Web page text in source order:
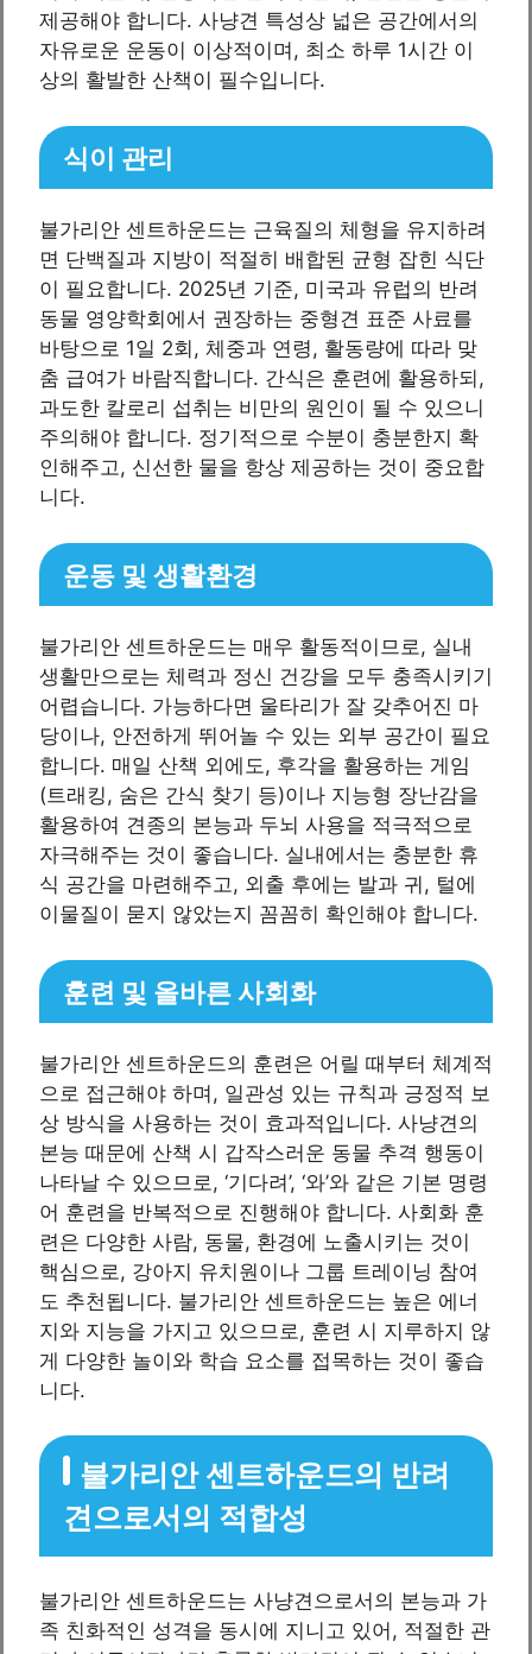
제공해야 합니다. 사냥견 특성상 넓은 공간에서의
자유로운 운동이 이상적이며, 최소 하루 1시간 이
상의 활발한 산책이 필수입니다.
식이 관리
불가리안 센트하운드는 근육질의 체형을 유지하려
면 단백질과 지방이 적절히 배합된 균형 잡힌 식단
이 필요합니다. 2025년 기준, 미국과 유럽의 반려
동물 영양학회에서 권장하는 중형견 표준 사료를
바탕으로 1일 2회, 체중과 연령, 활동량에 따라 맞
춤 급여가 바람직합니다. 간식은 훈련에 활용하되,
과도한 칼로리 섭취는 비만의 원인이 될 수 있으니
주의해야 합니다. 정기적으로 수분이 충분한지 확
인해주고, 신선한 물을 항상 제공하는 것이 중요합
니다.
운동 및 생활환경
불가리안 센트하운드는 매우 활동적이므로, 실내
생활만으로는 체력과 정신 건강을 모두 충족시키기
어렵습니다. 가능하다면 울타리가 잘 갖추어진 마
당이나, 안전하게 뛰어놀 수 있는 외부 공간이 필요
합니다. 매일 산책 외에도, 후각을 활용하는 게임
(트래킹, 숨은 간식 찾기 등)이나 지능형 장난감을
활용하여 견종의 본능과 두뇌 사용을 적극적으로
자극해주는 것이 좋습니다. 실내에서는 충분한 휴
식 공간을 마련해주고, 외출 후에는 발과 귀, 털에
이물질이 묻지 않았는지 꼼꼼히 확인해야 합니다.
훈련 및 올바른 사회화
불가리안 센트하운드의 훈련은 어릴 때부터 체계적
으로 접근해야 하며, 일관성 있는 규칙과 긍정적 보
상 방식을 사용하는 것이 효과적입니다. 사냥견의
본능 때문에 산책 시 갑작스러운 동물 추격 행동이
나타날 수 있으므로, ‘기다려’, ‘와’와 같은 기본 명령
어 훈련을 반복적으로 진행해야 합니다. 사회화 훈
련은 다양한 사람, 동물, 환경에 노출시키는 것이
핵심으로, 강아지 유치원이나 그룹 트레이닝 참여
도 추천됩니다. 불가리안 센트하운드는 높은 에너
지와 지능을 가지고 있으므로, 훈련 시 지루하지 않
게 다양한 놀이와 학습 요소를 접목하는 것이 좋습
니다.
불가리안 센트하운드의 반려
견으로서의 적합성
불가리안 센트하운드는 사냥견으로서의 본능과 가
족 친화적인 성격을 동시에 지니고 있어, 적절한 관